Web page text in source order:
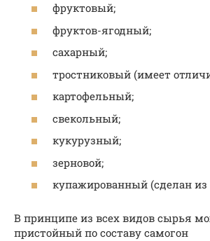
фруктовый;
фруктов-ягодный;
сахарный;
тростниковый (имеет
картофельный;
свекольный;
кукурузный;
зерновой;
купажированный (сделан из
В принципе из всех видов сырья
пристойный по составу самогон